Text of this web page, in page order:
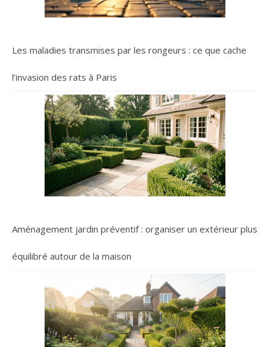
Les maladies transmises par les rongeurs : ce que cache
l’invasion des rats à Paris
Aménagement jardin préventif : organiser un extérieur plus
équilibré autour de la maison